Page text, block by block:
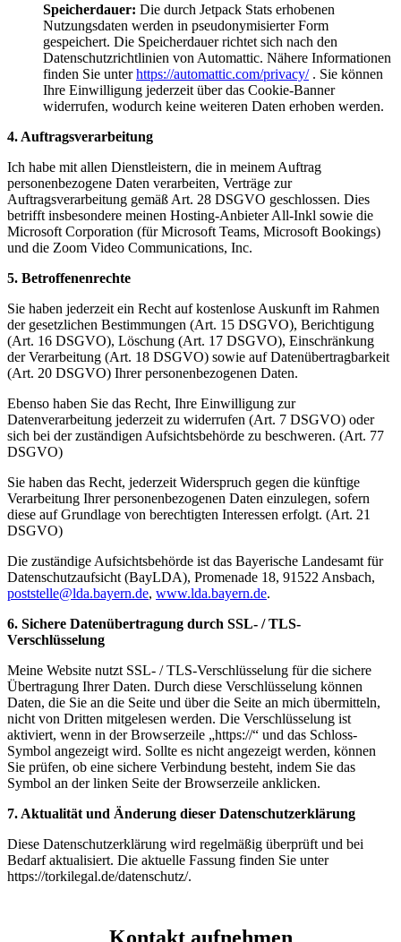
Speicherdauer: Die durch Jetpack Stats erhobenen
Nutzungsdaten werden in pseudonymisierter Form
gespeichert. Die Speicherdauer richtet sich nach den
Datenschutzrichtlinien von Automattic. Nähere Informationen
finden Sie unterhttps://automattic.com/privacy/. Sie können
Ihre Einwilligung jederzeit über das Cookie-Banner
widerrufen, wodurch keine weiteren Daten erhoben werden.
4. Auftragsverarbeitung
Ich habe mit allen Dienstleistern, die in meinem Auftrag
personenbezogene Daten verarbeiten, Verträge zur
Auftragsverarbeitung gemäß Art. 28 DSGVO geschlossen. Dies
betrifft insbesondere meinen Hosting-Anbieter All-Inkl sowie die
Microsoft Corporation (für Microsoft Teams, Microsoft Bookings)
und die Zoom Video Communications, Inc.
5. Betroffenenrechte
Sie haben jederzeit ein Recht auf kostenlose Auskunft im Rahmen
der gesetzlichen Bestimmungen (Art. 15 DSGVO), Berichtigung
(Art. 16 DSGVO), Löschung (Art. 17 DSGVO), Einschränkung
der Verarbeitung (Art. 18 DSGVO) sowie auf Datenübertragbarkeit
(Art. 20 DSGVO) Ihrer personenbezogenen Daten.
Ebenso haben Sie das Recht, Ihre Einwilligung zur
Datenverarbeitung jederzeit zu widerrufen (Art. 7 DSGVO) oder
sich bei der zuständigen Aufsichtsbehörde zu beschweren. (Art. 77
DSGVO)
Sie haben das Recht, jederzeit Widerspruch gegen die künftige
Verarbeitung Ihrer personenbezogenen Daten einzulegen, sofern
diese auf Grundlage von berechtigten Interessen erfolgt. (Art. 21
DSGVO)
Die zuständige Aufsichtsbehörde ist das Bayerische Landesamt für
Datenschutzaufsicht (BayLDA), Promenade 18, 91522 Ansbach,
poststelle@lda.bayern.de, www.lda.bayern.de.
6. Sichere Datenübertragung durch SSL- / TLS-
Verschlüsselung
Meine Website nutzt SSL- / TLS-Verschlüsselung für die sichere
Übertragung Ihrer Daten. Durch diese Verschlüsselung können
Daten, die Sie an die Seite und über die Seite an mich übermitteln,
nicht von Dritten mitgelesen werden. Die Verschlüsselung ist
aktiviert, wenn in der Browserzeile „https://“ und das Schloss-
Symbol angezeigt wird. Sollte es nicht angezeigt werden, können
Sie prüfen, ob eine sichere Verbindung besteht, indem Sie das
Symbol an der linken Seite der Browserzeile anklicken.
7. Aktualität und Änderung dieser Datenschutzerklärung
Diese Datenschutzerklärung wird regelmäßig überprüft und bei
Bedarf aktualisiert. Die aktuelle Fassung finden Sie unter
https://torkilegal.de/datenschutz/.
Kontakt aufnehmen